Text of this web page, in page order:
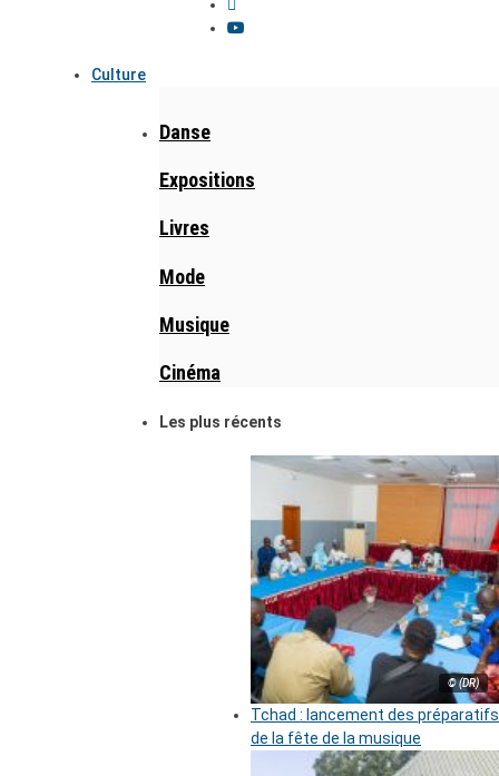
Culture
Danse
Expositions
Livres
Mode
Musique
Cinéma
Les plus récents
© (DR)
Tchad : lancement des préparatifs
de la fête de la musique